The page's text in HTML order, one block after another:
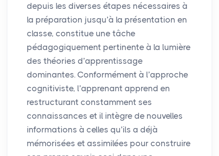
depuis les diverses étapes nécessaires à
la préparation jusqu’à la présentation en
classe, constitue une tâche
pédagogiquement pertinente à la lumière
des théories d’apprentissage
dominantes. Conformément à l’approche
cognitiviste, l’apprenant apprend en
restructurant constamment ses
connaissances et il intègre de nouvelles
informations à celles qu’ils a déjà
mémorisées et assimilées pour construire